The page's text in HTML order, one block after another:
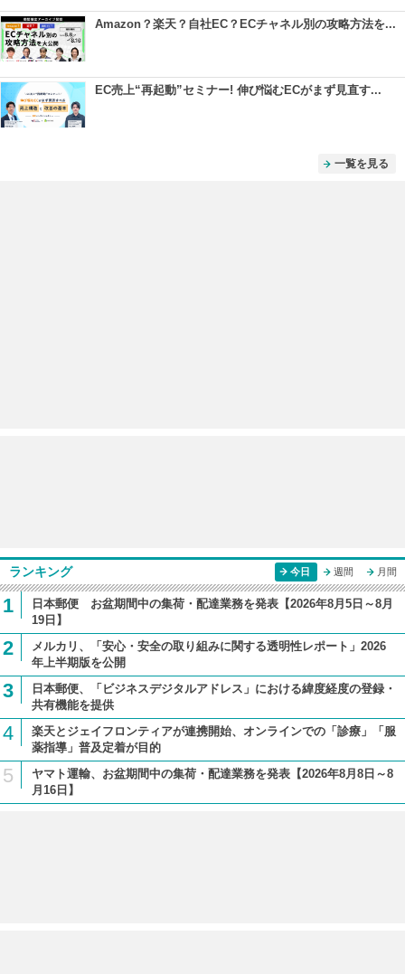
Amazon？楽天？自社EC？ECチャネル別の攻略方法を...
EC売上“再起動”セミナー! 伸び悩むECがまず見直す...
一覧を見る
ランキング 今日 週間 月間
1
日本郵便 お盆期間中の集荷・配達業務を発表【2026年8月5日～8月
19日】
2
メルカリ、「安心・安全の取り組みに関する透明性レポート」2026
年上半期版を公開
3
日本郵便、「ビジネスデジタルアドレス」における緯度経度の登録・
共有機能を提供
4
楽天とジェイフロンティアが連携開始、オンラインでの「診療」「服
薬指導」普及定着が目的
5
ヤマト運輸、お盆期間中の集荷・配達業務を発表【2026年8月8日～8
月16日】